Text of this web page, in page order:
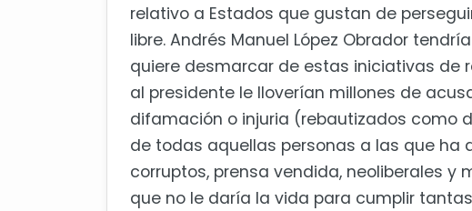
relativo a Estados que gustan de
libre. Andrés Manuel López Obrador
quiere desmarcar de estas iniciativas de
al presidente le lloverían millones de
difamación o injuria (rebautizados como
de todas aquellas personas a las que ha
corruptos, prensa vendida, neoliberales y
que no le daría la vida para cumplir